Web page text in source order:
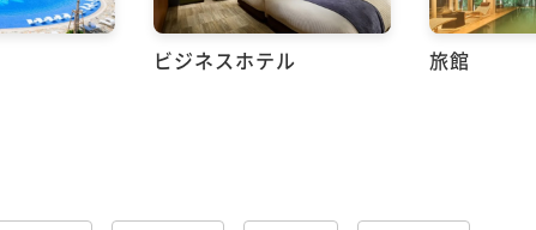
ビジネスホテル 旅館